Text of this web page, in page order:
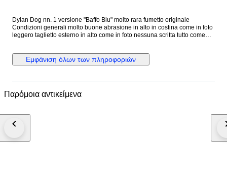
Dylan Dog nn. 1 versione "Baffo Blu" molto rara fumetto originale
Condizioni generali molto buone abrasione in alto in costina come in foto
leggero taglietto esterno in alto come in foto nessuna scritta tutto come
Εμφάνιση όλων των πληροφοριών
Παρόμοια αντικείμενα